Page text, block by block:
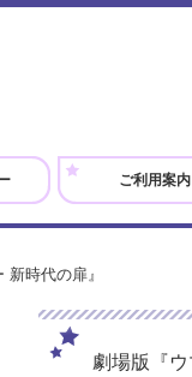
ご利用案内
時代の扉』
劇場版『